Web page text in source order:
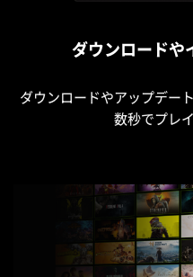
ダウンロードや
ダウンロードやアップデー
数秒でプレ